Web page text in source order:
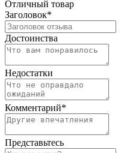
Отличный товар
Заголовок*
Достоинства
Недостатки
Комментарий*
Представьтесь